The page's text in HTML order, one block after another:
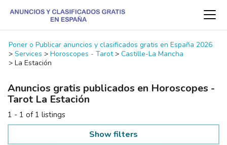
Poner o Publicar anuncios y clasificados gratis en España 2026
> Services > Horoscopes - Tarot > Castille-La Mancha
> La Estación
Anuncios gratis publicados en Horoscopes -
Tarot La Estación
1 - 1 of 1 listings
Show filters